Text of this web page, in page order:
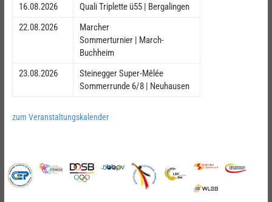
16.08.2026
Quali Triplette ü55 | Bergalingen
22.08.2026
Marcher
Sommerturnier | March-
Buchheim
23.08.2026
Steinegger Super-Mêlée
Sommerrunde 6/8 | Neuhausen
zum Veranstaltungskalender